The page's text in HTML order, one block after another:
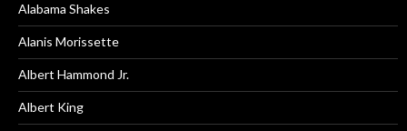
Alabama Shakes
Alanis Morissette
Albert Hammond Jr.
Albert King